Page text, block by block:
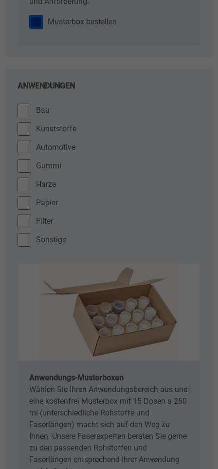
Musterbox bestellen
ANWENDUNGEN
Bau
Kunststoffe
Automotive
Gummi
Harze
Papier
Filter
Sonstige
Anwendungs-Musterboxen
Wählen Sie Ihren Anwendungsbereich aus und
eine kostenfrei Musterbox mit 15 Dosen a 250
ml (unterschiedliche Rohstoffe und
Faserlängen) macht sich auf den Weg zu
Ihnen. Unsere Faserexperten beraten Sie gerne
zu den passenden Rohstoffen und
Faserlängen entsprechend Ihrer Anwendung